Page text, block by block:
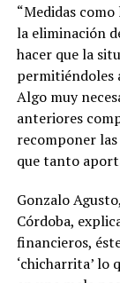
“Medidas
la eliminación
hacer que la
permitiéndoles
Algo muy
anteriores
recomponer
que tanto
Gonzalo
Córdoba,
financieros,
‘chicharrita’ lo